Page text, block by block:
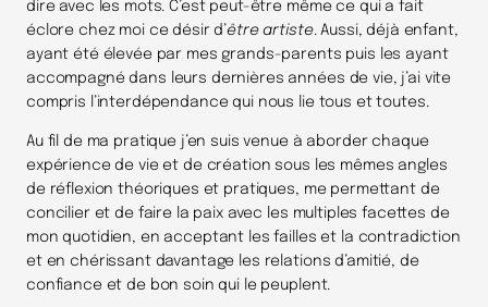
dire avec les mots. C’est peut-être même ce qui a fait
éclore chez moi ce désir d’être artiste. Aussi, déjà enfant,
ayant été élevée par mes grands-parents puis les ayant
accompagné dans leurs dernières années de vie, j’ai vite
compris l’interdépendance qui nous lie tous et toutes.
Au fil de ma pratique j’en suis venue à aborder chaque
expérience de vie et de création sous les mêmes angles
de réflexion théoriques et pratiques, me permettant de
concilier et de faire la paix avec les multiples facettes de
mon quotidien, en acceptant les failles et la contradiction
et en chérissant davantage les relations d’amitié, de
confiance et de bon soin qui le peuplent.